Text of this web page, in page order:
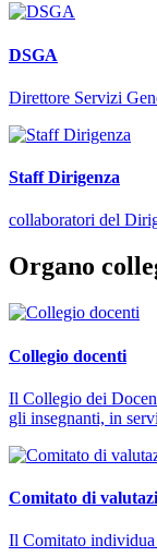
DSGA
Direttore Servizi
Staff Dirigenza
collaboratori del
Organo
Collegio docenti
Il Collegio dei
gli insegnanti, in
Comitato di
Il Comitato